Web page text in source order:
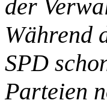
der
Während
SPD
Parteien